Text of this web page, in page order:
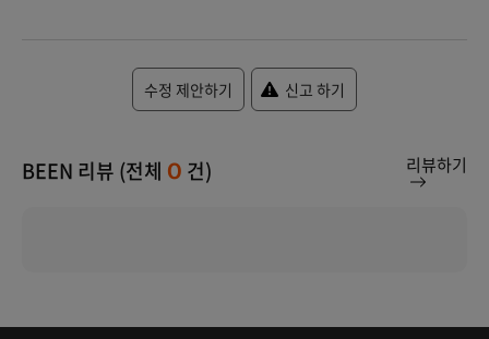
수정 제안하기 신고 하기
BEEN 리뷰 (전체 0 건) 리뷰하기